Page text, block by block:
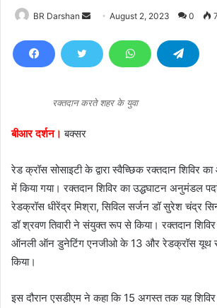
BR Darshan
d
n
i
l
August 2, 2023 0
रक्तदान करते शहर के युवा
बीआर दर्शन। बक्सर
रेड क्रॉस सोसाइटी के द्वारा स्वैच्छिक रक्तदान शिविर
में किया गया। रक्तदान शिविर का उद्धघाटन अनुमंडल
रेडक्रॉस धीरेंद्र मिश्रा, सिविल सर्जन डॉ सुरेश चंद्र
डॉ श्रवण तिवारी ने संयुक्त रूप से किया। रक्तदान
ऑनली ऑन डुनेटिंग एनजीओ के 13 और रेडक्रॉस यूथ
किया।
इस दौरान एसडीएम ने कहा कि 15 अगस्त तक यह